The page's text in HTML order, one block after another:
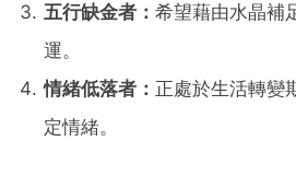
五行缺金者： 希望藉由水晶補
運。
情緒低落者： 正處於生活轉變
定情緒。